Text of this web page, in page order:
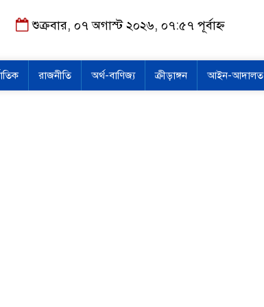
শুক্রবার, ০৭ অগাস্ট ২০২৬, ০৭:৫৭ পূর্বাহ্ন
রাজনীতি অর্থ-বাণিজ্য ক্রীড়াঙ্গন আইন-আদালত